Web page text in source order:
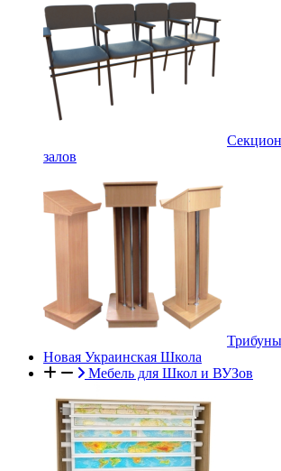
залов
Новая Украинская Школа
Мебель для Школ и ВУЗов